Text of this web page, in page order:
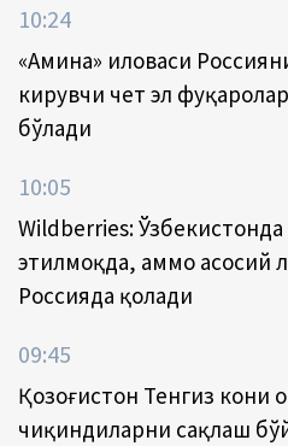
10:24
«Амина» иловаси
кирувчи чет эл
бўлади
10:05
Wildberries:
этилмоқда, аммо асосий
Россияда қолади
09:45
Қозоғистон Тенгиз кони
чиқиндиларни сақлаш